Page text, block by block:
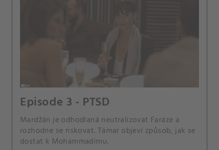
Episode 3 - PTSD
Mardžán je odhodlaná neutralizovat Faráze a
rozhodne se riskovat. Támar objeví způsob, jak se
dostat k Mohammadimu.